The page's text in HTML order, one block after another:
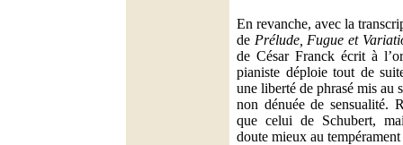
En revanche, avec la
de Prélude, Fugue et
de César Franck écrit à
pianiste déploie tout de
une liberté de phrasé mis au
non dénuée de sensualité.
que celui de Schubert,
doute mieux au